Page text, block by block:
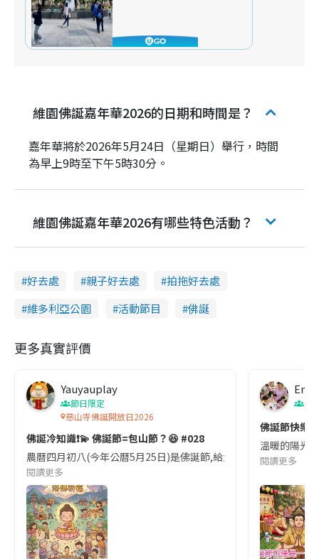
維園佛誕嘉年華2026的日期和時間是？
嘉年華將於2026年5月24日（星期日）舉行，時間
為早上9時至下午5時30分。
維園佛誕嘉年華2026有哪些特色活動？
好去處 親子好去處
拍拖好去處
維多利亞公園
活動節目 佛誕
更多真實評價
Yauyauplay
節日限定
慈山寺佛誕開放日2026
佛誕冷知識❗️💫 佛誕節=包山節？😆 #028
農曆四月初八(今年公曆5月25日)是佛誕節,給大家說2個有趣的
閱讀更多
節
佛誕節快樂
溫暖的陽光
閱讀更多